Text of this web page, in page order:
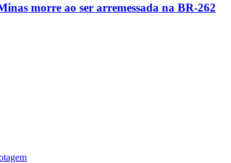
morre ao ser arremessada na BR-262